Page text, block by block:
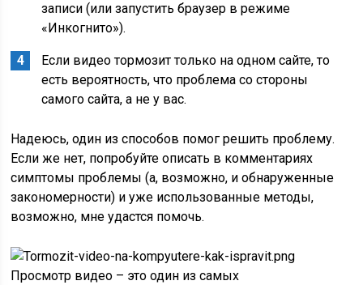
записи (или запустить браузер в режиме
«Инкогнито»).
Если видео тормозит только на одном сайте, то
есть вероятность, что проблема со стороны
самого сайта, а не у вас.
Надеюсь, один из способов помог решить проблему.
Если же нет, попробуйте описать в комментариях
симптомы проблемы (а, возможно, и обнаруженные
закономерности) и уже использованные методы,
возможно, мне удастся помочь.
Просмотр видео – это один из самых